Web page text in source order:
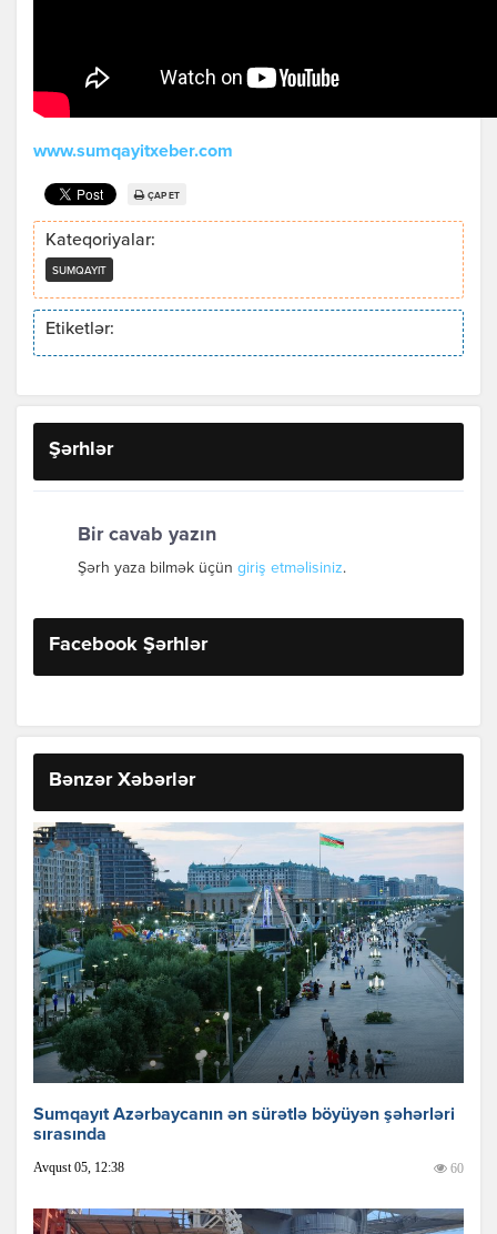
www.sumqayitxeber.com
ÇAP ET
Kateqoriyalar:
SUMQAYIT
Etiketlər:
Şərhlər
Bir cavab yazın
Şərh yaza bilmək üçün giriş etməlisiniz.
Facebook Şərhlər
Bənzər Xəbərlər
Sumqayıt Azərbaycanın ən sürətlə böyüyən şəhərləri
sırasında
Avqust 05, 12:38 60